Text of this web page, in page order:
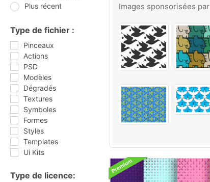
Plus récent
Type de fichier :
Pinceaux
Actions
PSD
Modèles
Dégradés
Textures
Symboles
Formes
Styles
Templates
Ui Kits
Type de licence:
Images sponsorisées par